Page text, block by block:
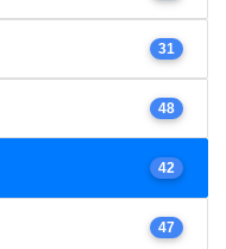
31
48
42
47